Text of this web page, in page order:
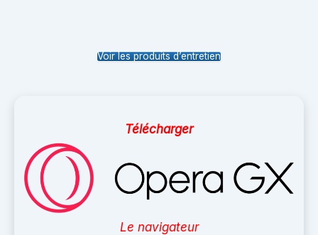
Voir les produits d’entretien
Télécharger
Le navigateur